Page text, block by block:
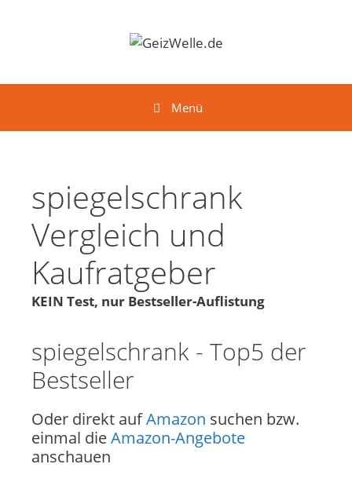
Menü
spiegelschrank
Vergleich und
Kaufratgeber
KEIN Test, nur Bestseller-Auflistung
spiegelschrank - Top5 der
Bestseller
Oder direkt aufAmazon suchen bzw.
einmal dieAmazon-Angebote
anschauen